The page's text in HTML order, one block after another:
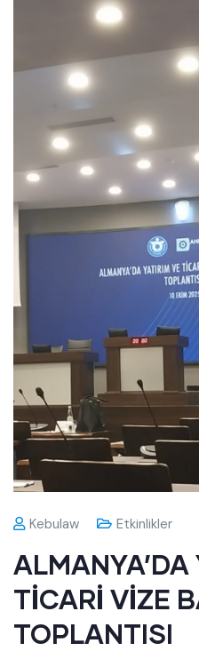
Kebulaw Etkinlikler
ALMANYA’DA
TİCARİ VİZE
TOPLANTISI